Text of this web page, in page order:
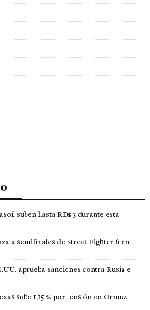
suben hasta RD$3 durante esta
a semifinales de Street Fighter 6 en
aprueba sanciones contra Rusia e
sube 1,15 % por tensión en Ormuz